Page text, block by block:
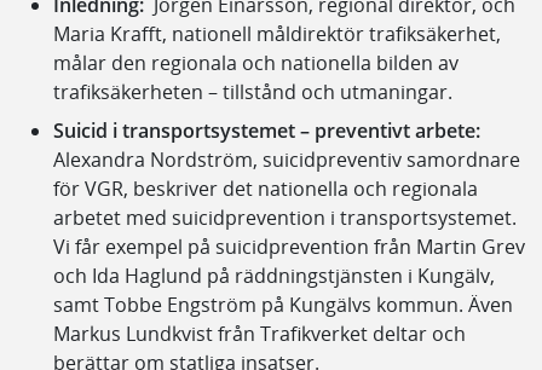
Maria Krafft, nationell måldirektör trafiksäkerhet,
målar den regionala och nationella bilden av
trafiksäkerheten – tillstånd och utmaningar.
Suicid i transportsystemet – preventivt arbete:
Alexandra Nordström, suicidpreventiv samordnare
för VGR, beskriver det nationella och regionala
arbetet med suicidprevention i transportsystemet.
Vi får exempel på suicidprevention från Martin Grev
och Ida Haglund på räddningstjänsten i Kungälv,
samt Tobbe Engström på Kungälvs kommun. Även
Markus Lundkvist från Trafikverket deltar och
berättar om statliga insatser.